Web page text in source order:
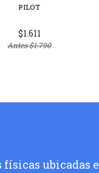
PILOT
$1.611
Antes$1.790
ubicadas